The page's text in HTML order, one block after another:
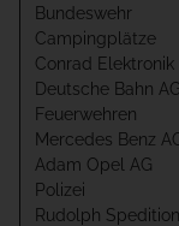
Bundeswehr
Campingplätze
Conrad Elektronik
Deutsche Bahn AG
Feuerwehren
Mercedes Benz
Adam Opel AG
Polizei
Rudolph Spedition